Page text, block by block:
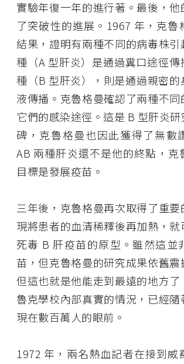
實驗年復一年的進行著。最後，他
了突破性的進展。1967 年，克魯
結果，證明有兩種不同的病毒株
種（A 型肝炎）是通過糞口途徑傳
種（B 型肝炎），則是通過親密的
液傳播。克魯格曼確認了兩種不同
它們的感染途徑。這是 B 型肝炎
碑，克魯格曼也因此獲得了無數
AB 兩種肝炎還不是他的終點，克
目標是發展疫苗。
三年後，克魯格曼再次取得了重要
現將患者的血清稀釋後再加熱，
死毒 B 肝疫苗的原型。雖然這並
苗，但克魯格曼的研究成果依舊震
但這也就是他能走到最遠的地方了
魯克學校內部真實的情況，已經隨
現在數百萬人的眼前。
1972 年，兩名熱血記者在接到威